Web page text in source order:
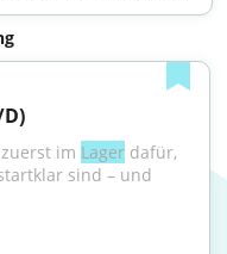
im Lager dafür,
sind – und